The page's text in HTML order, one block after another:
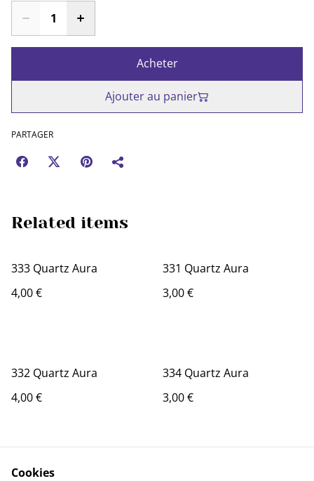
Acheter
Ajouter au panier
PARTAGER
Related items
333 Quartz Aura
4,00 €
331 Quartz Aura
3,00 €
332 Quartz Aura
4,00 €
334 Quartz Aura
3,00 €
Cookies